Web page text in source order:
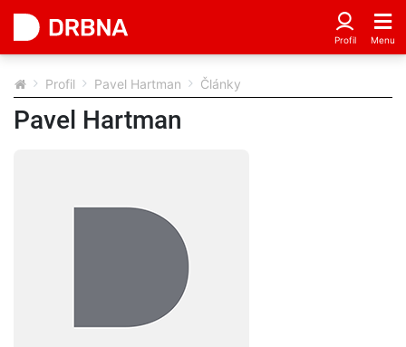
Profil Pavel Hartman Články
Pavel Hartman